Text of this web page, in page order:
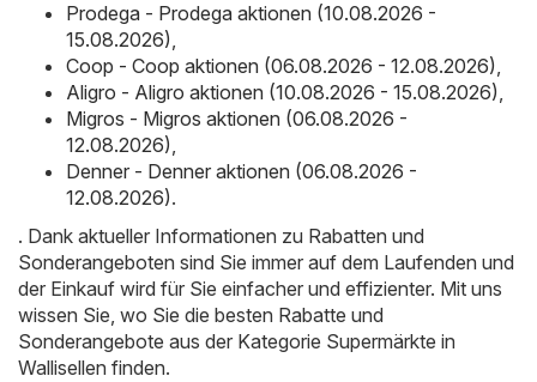
Prodega - Prodega aktionen (10.08.2026 -
15.08.2026),
Coop - Coop aktionen (06.08.2026 - 12.08.2026),
Aligro - Aligro aktionen (10.08.2026 - 15.08.2026),
Migros - Migros aktionen (06.08.2026 -
12.08.2026),
Denner - Denner aktionen (06.08.2026 -
12.08.2026).
. Dank aktueller Informationen zu Rabatten und
Sonderangeboten sind Sie immer auf dem Laufenden und
der Einkauf wird für Sie einfacher und effizienter. Mit uns
wissen Sie, wo Sie die besten Rabatte und
Sonderangebote aus der Kategorie Supermärkte in
Wallisellen finden.